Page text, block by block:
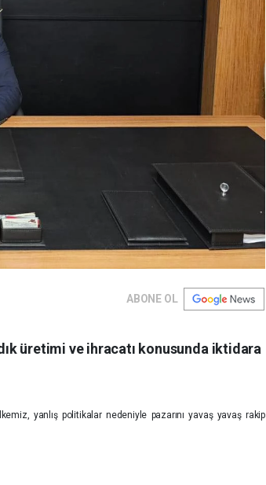
ABONE OL
üretimi ve ihracatı konusunda iktidara
yanlış politikalar nedeniyle pazarını yavaş yavaş rakip